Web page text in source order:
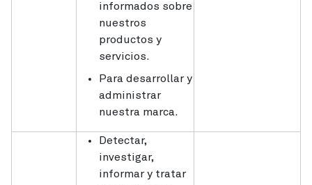
informados sobre
nuestros
productos y
servicios.
Para desarrollar y
administrar
nuestra marca.
Detectar,
investigar,
informar y tratar